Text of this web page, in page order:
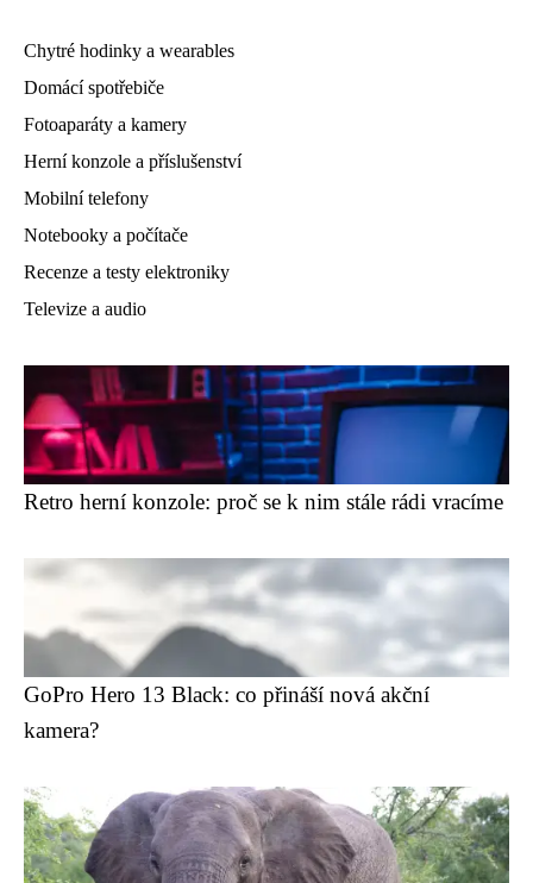
Chytré hodinky a wearables
Domácí spotřebiče
Fotoaparáty a kamery
Herní konzole a příslušenství
Mobilní telefony
Notebooky a počítače
Recenze a testy elektroniky
Televize a audio
Retro herní konzole: proč se k nim stále rádi vracíme
GoPro Hero 13 Black: co přináší nová akční
kamera?